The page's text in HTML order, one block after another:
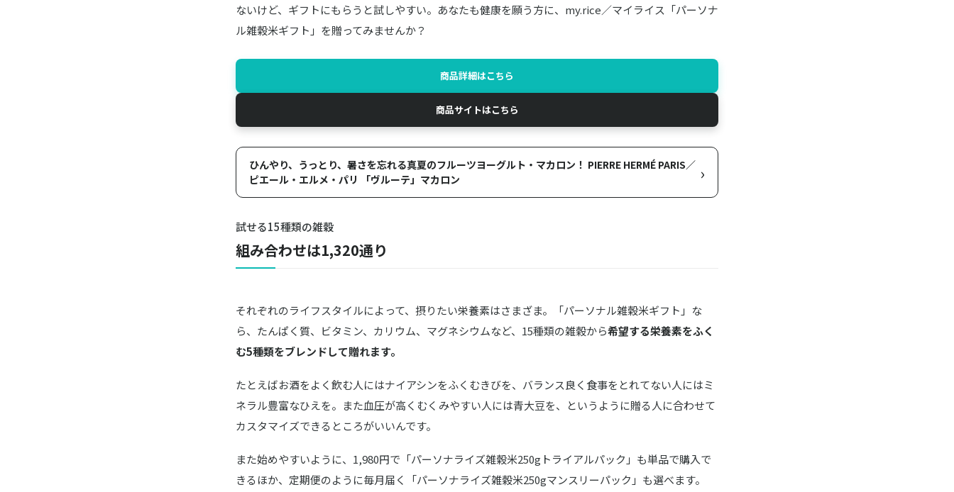
ないけど、ギフトにもらうと試しやすい。あなたも健康を願う方に、my.rice／マイライス「パーソナ
ル雑穀米ギフト」を贈ってみませんか？
商品詳細はこちら
商品サイトはこちら
ひんやり、うっとり、暑さを忘れる真夏のフルーツヨーグルト・マカロン！ PIERRE HERMÉ PARIS／
ピエール・エルメ・パリ 「ヴルーテ」マカロン
›
試せる15種類の雑穀
組み合わせは1,320通り
それぞれのライフスタイルによって、摂りたい栄養素はさまざま。「パーソナル雑穀米ギフト」な
ら、たんぱく質、ビタミン、カリウム、マグネシウムなど、15種類の雑穀から希望する栄養素をふく
む5種類をブレンドして贈れます。
たとえばお酒をよく飲む人にはナイアシンをふくむきびを、バランス良く食事をとれてない人にはミ
ネラル豊富なひえを。また血圧が高くむくみやすい人には青大豆を、というように贈る人に合わせて
カスタマイズできるところがいいんです。
また始めやすいように、1,980円で「パーソナライズ雑穀米250gトライアルパック」も単品で購入で
きるほか、定期便のように毎月届く「パーソナライズ雑穀米250gマンスリーパック」も選べます。